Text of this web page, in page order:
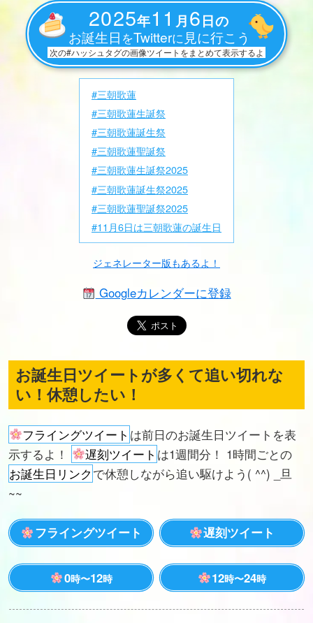
2025年11 月6日の
お誕生日 をTwitterに 見に行こう
次の#ハッシュタグの画像ツイートをまとめて表示するよ
#三朝歌蓮
#三朝歌蓮生誕祭
#三朝歌蓮誕生祭
#三朝歌蓮聖誕祭
#三朝歌蓮生誕祭2025
#三朝歌蓮誕生祭2025
#三朝歌蓮聖誕祭2025
#11月6日は三朝歌蓮の誕生日
ジェネレーター版もあるよ！
Googleカレンダーに登録
お誕生日ツイートが多くて追い切れな
い！休憩したい！
フライングツイート は前日のお誕生日ツイートを表
示するよ！
遅刻ツイート は1週間分！ 1時間ごとの
お誕生日リンク で休憩しながら追い駆けよう( ^^) _旦
~~
フライングツイート 遅刻ツイート
0時〜12時 12時〜24時